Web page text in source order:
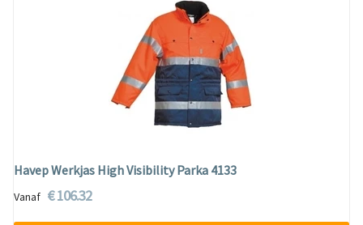
Havep Werkjas High Visibility Parka 4133
Vanaf € 106.32